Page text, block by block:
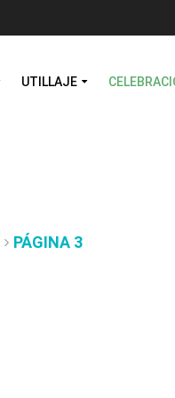
UTILLAJE
PÁGINA 3